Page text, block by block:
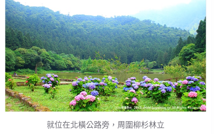
就位在北橫公路旁，周圍柳杉林立